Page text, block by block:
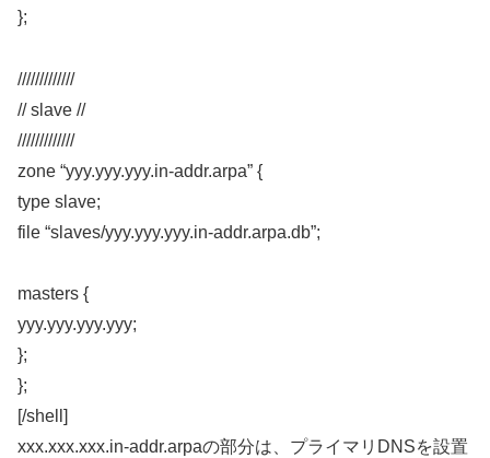
};
/////////////
// slave //
/////////////
zone “yyy.yyy.yyy.in-addr.arpa” {
type slave;
file “slaves/yyy.yyy.yyy.in-addr.arpa.db”;
masters {
yyy.yyy.yyy.yyy;
};
};
[/shell]
xxx.xxx.xxx.in-addr.arpaの部分は、プライマリDNSを設置